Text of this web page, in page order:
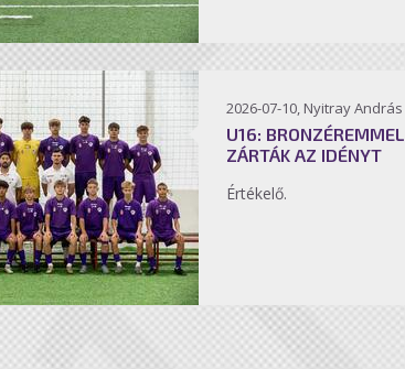
2026-07-10, Nyitray András
U16: BRONZÉREMMEL
ZÁRTÁK AZ IDÉNYT
Értékelő.